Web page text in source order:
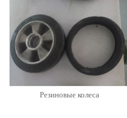
Резиновые колеса